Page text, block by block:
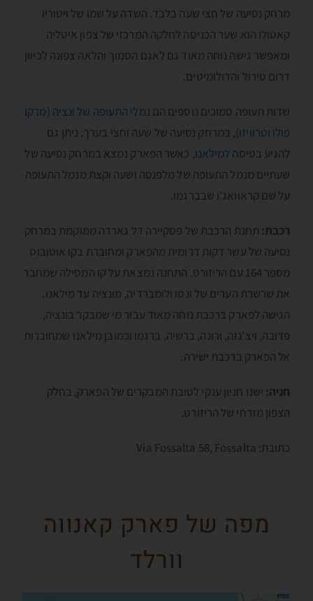
מרחק נסיעה של חצי שעה בלבד. השדה על שמו של ויטוריו
קאטולו הוא שער הכניסה לחלקה המרכזי של צפון איטליה
ומאפשר גישה נוחה מאוד גם לאגם הסמוך והלאה צפונה לכיוון
דרום טירול והדולומיטים.
שדות תעופה סמוכים נוספים הם נמלי התעופה של ונציה (מרקו
פולו וטרוויזו), במרחק נסיעה של שעה וחצי בערך. ניתן גם
להגיע בטיסה למילאנו, כאשר הפארק נמצא במרחק נסיעה של
שעתיים מנמל התעופה של מלפנסה ושעה וקצת מנמל התעופה
על שם קראוואג'ו שבברגמו.
רכבת: תחנת הרכבת של פסקיירה דל גארדה ממוקמת במרחק
נסיעה של עשר דקות דרומית מהפארק ומחוברת בקו אוטובוס
מספר 164 עם הריזורט. התחנה נמצאת על קו המסילה שמחבר
את שרשרת הערים של ונטו ולומברדיה, מונציה עד מילאנו.
הגישה לפארק ברכבת נוחה מאוד עבור מי שמבקר בונציה,
פדובה, ויצ'נזה, ורונה, ברשיה, ברגמו וכמובן מילאנו שמחוברות
אל הפארק ברכבת ישירה.
חניה: ישנו חניון ענקי לטובת המבקרים של הפארק, בחלק
הצפון מזרחי של הריזורט.
כתובת: Via Fossalta 58, Fossalta
מפה של פארק קאנווה
וורלד